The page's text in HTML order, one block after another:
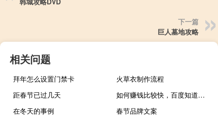
下一篇
巨人墓地攻略
相关问题
拜年怎么设置门禁卡
火草衣制作流程
距春节已过几天
如何赚钱比较快，百度知道如何赚钱最快
在冬天的事例
春节品牌文案